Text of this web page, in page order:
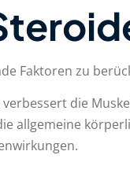
Faktoren zu
die
allgemeine